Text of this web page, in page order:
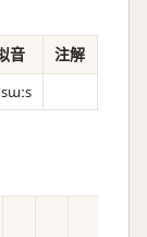
音 注解